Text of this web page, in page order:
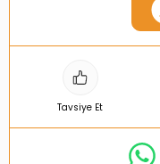
Tavsiye Et